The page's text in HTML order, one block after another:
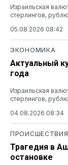
Израильская
стерлингов,
05.08.2026 08:42
ЭКОНОМИКА
Актуальный
года
Израильская
стерлингов,
04.08.2026 08:34
ПРОИСШЕСТВИЯ
Трагедия в
остановке